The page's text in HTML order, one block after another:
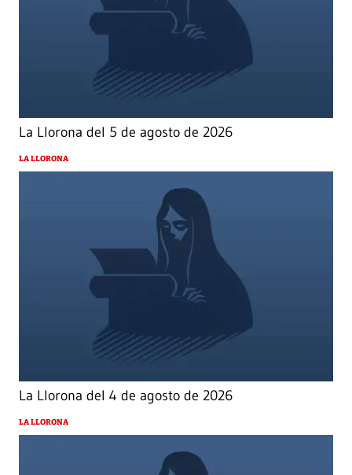
La Llorona del 5 de agosto de 2026
LA LLORONA
La Llorona del 4 de agosto de 2026
LA LLORONA